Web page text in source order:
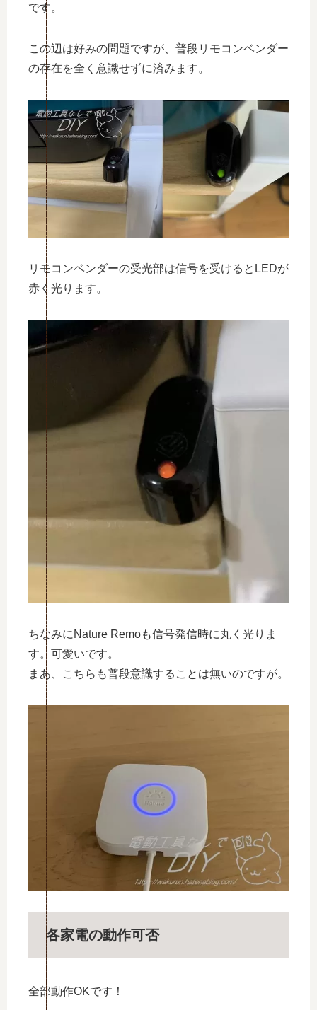
です。
この辺は好みの問題ですが、普段リモコンベンダー
の存在を全く意識せずに済みます。
リモコンベンダーの受光部は信号を受けるとLEDが
赤く光ります。
ちなみにNature Remoも信号発信時に丸く光りま
す。可愛いです。
まあ、こちらも普段意識することは無いのですが。
各家電の動作可否
全部動作OKです！